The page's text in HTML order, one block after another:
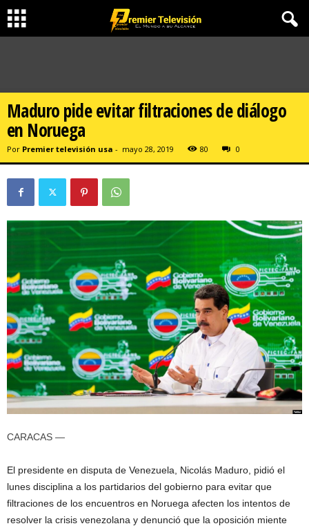
Maduro pide evitar filtraciones de diálogo
en Noruega
Por Premier televisión usa - mayo 28, 2019 80 0
CARACAS —
El presidente en disputa de Venezuela, Nicolás Maduro, pidió el
lunes disciplina a los partidarios del gobierno para evitar que
filtraciones de los encuentros en Noruega afecten los intentos de
resolver la crisis venezolana y denunció que la oposición miente